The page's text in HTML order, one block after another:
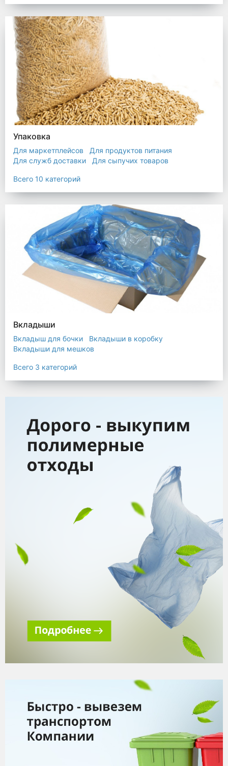
Упаковка
Для маркетплейсов
Для продуктов питания
Для служб доставки
Для сыпучих товаров
Промышленная упаковка
Прочая полиэтиленовая упаковка
Всего 10 категорий
Вкладыши
Вкладыш для бочки
Вкладыши в коробку
Вкладыши для мешков
Всего 3 категорий